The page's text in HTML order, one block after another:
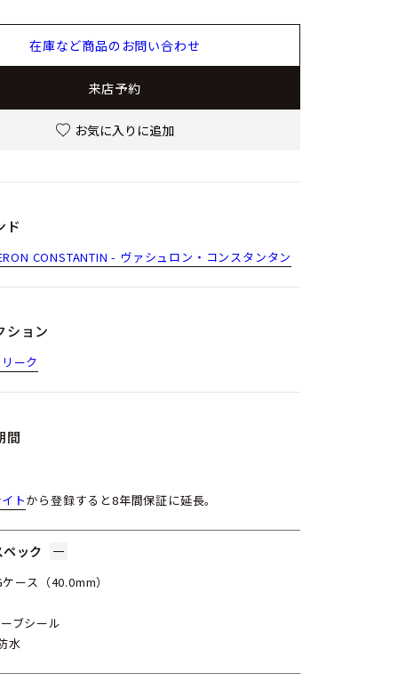
在庫など商品のお問い合わせ
来店予約
お気に入りに追加
ド
CONSTANTIN - ヴァシュロン・コンスタンタン
ション
ーク
間
トから登録すると8年間保証に延長。
ック
ース（40.0mm）
ブシール
水